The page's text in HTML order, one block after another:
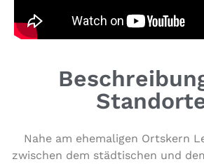
Nahe am ehe­ma­li­gen Ortskern
zwischen dem städ­ti­schen und